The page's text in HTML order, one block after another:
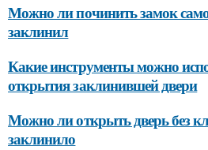
Можно ли починить замок
заклинил
Какие инструменты можно
открытия заклинившей двери
Можно ли открыть дверь без
заклинило